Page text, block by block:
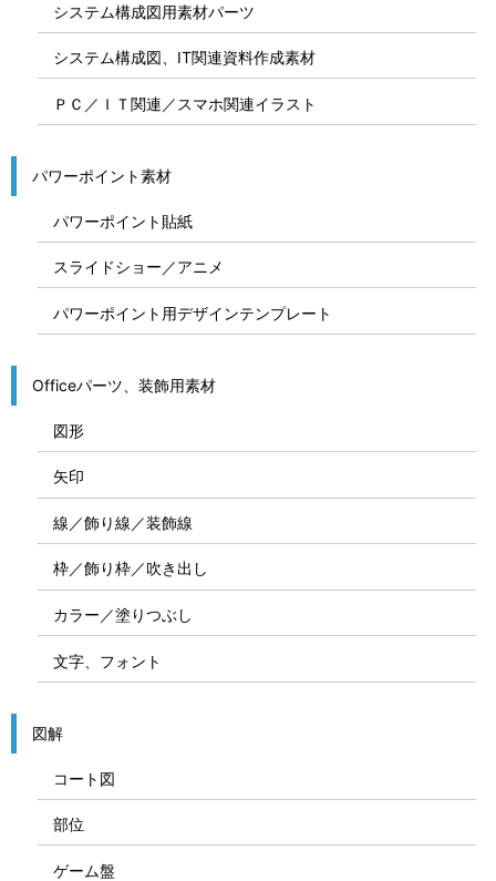
システム構成図用素材パーツ
システム構成図、IT関連資料作成素材
ＰＣ／ＩＴ関連／スマホ関連イラスト
パワーポイント素材
パワーポイント貼紙
スライドショー／アニメ
パワーポイント用デザインテンプレート
Officeパーツ、装飾用素材
図形
矢印
線／飾り線／装飾線
枠／飾り枠／吹き出し
カラー／塗りつぶし
文字、フォント
図解
コート図
部位
ゲーム盤